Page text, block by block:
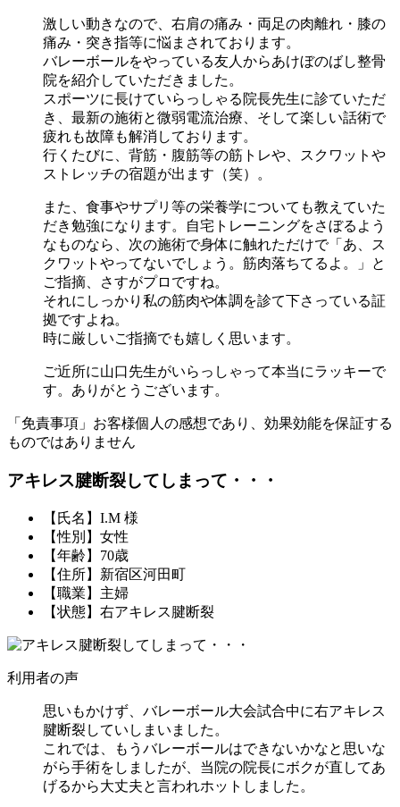
激しい動きなので、右肩の痛み・両足の肉離れ・膝の
痛み・突き指等に悩まされております。
バレーボールをやっている友人からあけぼのばし整骨
院を紹介していただきました。
スポーツに長けていらっしゃる院長先生に診ていただ
き、最新の施術と微弱電流治療、そして楽しい話術で
疲れも故障も解消しております。
行くたびに、背筋・腹筋等の筋トレや、スクワットや
ストレッチの宿題が出ます（笑）。
また、食事やサプリ等の栄養学についても教えていた
だき勉強になります。自宅トレーニングをさぼるよう
なものなら、次の施術で身体に触れただけで「あ、ス
クワットやってないでしょう。筋肉落ちてるよ。」と
ご指摘、さすがプロですね。
それにしっかり私の筋肉や体調を診て下さっている証
拠ですよね。
時に厳しいご指摘でも嬉しく思います。
ご近所に山口先生がいらっしゃって本当にラッキーで
す。ありがとうございます。
「免責事項」お客様個人の感想であり、効果効能を保証する
ものではありません
アキレス腱断裂してしまって・・・
【氏名】I.M 様
【性別】女性
【年齢】70歳
【住所】新宿区河田町
【職業】主婦
【状態】右アキレス腱断裂
利用者の声
思いもかけず、バレーボール大会試合中に右アキレス
腱断裂していしまいました。
これでは、もうバレーボールはできないかなと思いな
がら手術をしましたが、当院の院長にボクが直してあ
げるから大丈夫と言われホットしました。